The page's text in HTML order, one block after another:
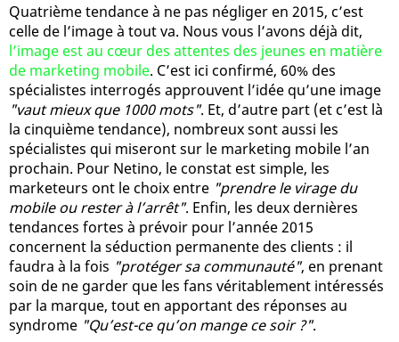
Quatrième tendance à ne pas négliger en 2015, c’est
celle de l’image à tout va. Nous vous l’avons déjà dit,
l’image est au cœur des attentes des jeunes en matière
de marketing mobile. C’est ici confirmé, 60% des
spécialistes interrogés approuvent l’idée qu’une image
"vaut mieux que 1000 mots". Et, d’autre part (et c’est là
la cinquième tendance), nombreux sont aussi les
spécialistes qui miseront sur le marketing mobile l’an
prochain. Pour Netino, le constat est simple, les
marketeurs ont le choix entre "prendre le virage du
mobile ou rester à l’arrêt". Enfin, les deux dernières
tendances fortes à prévoir pour l’année 2015
concernent la séduction permanente des clients : il
faudra à la fois "protéger sa communauté", en prenant
soin de ne garder que les fans véritablement intéressés
par la marque, tout en apportant des réponses au
syndrome "Qu’est-ce qu’on mange ce soir ?".